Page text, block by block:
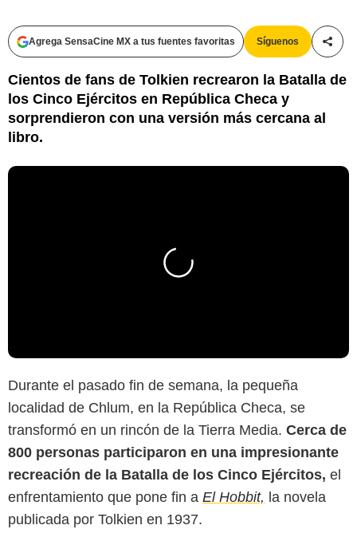
Agrega SensaCine MX a tus fuentes favoritas Síguenos
Cientos de fans de Tolkien recrearon la Batalla de
los Cinco Ejércitos en República Checa y
sorprendieron con una versión más cercana al
libro.
Durante el pasado fin de semana, la pequeña
localidad de Chlum, en la República Checa, se
transformó en un rincón de la Tierra Media. Cerca de
800 personas participaron en una impresionante
recreación de la Batalla de los Cinco Ejércitos, el
enfrentamiento que pone fin a El Hobbit, la novela
publicada por Tolkien en 1937.